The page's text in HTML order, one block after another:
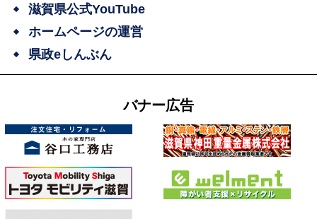
滋賀県公式YouTube
ホームページの運営
県政eしんぶん
バナー広告